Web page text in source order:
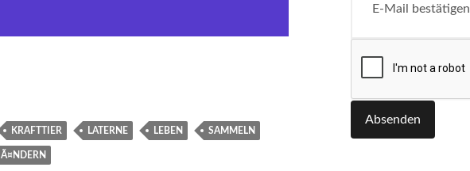
KRAFTTIER LATERNE LEBEN SAMMELN
Ã¤NDERN
E-Mail bestätigen
Absenden